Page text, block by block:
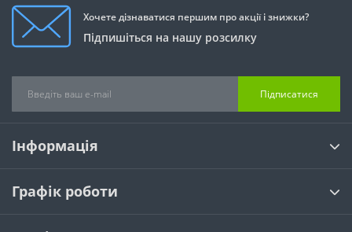
Хочете дізнаватися першим про акції і знижки?
Підпишіться на нашу розсилку
Підписатися
Інформація
Графік роботи